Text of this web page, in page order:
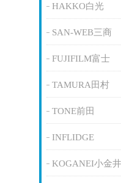
HAKKO白光
SAN-WEB三商
FUJIFILM富士
TAMURA田村
TONE前田
INFLIDGE
KOGANEI小金井